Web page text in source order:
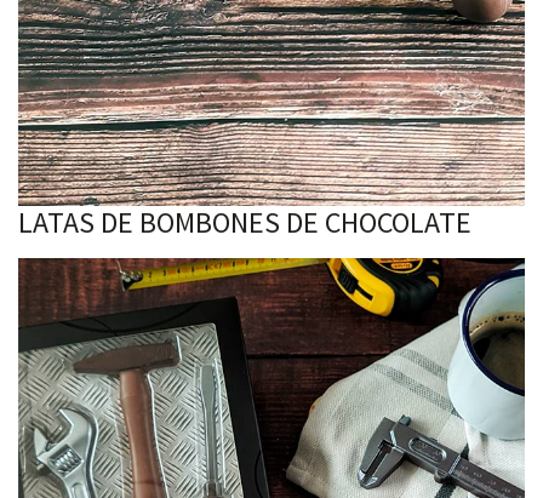
LATAS DE BOMBONES DE CHOCOLATE